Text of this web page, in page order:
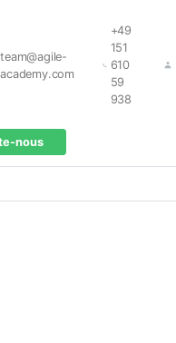
team@agile-
academy.com
+49
151
610
59
938
nous